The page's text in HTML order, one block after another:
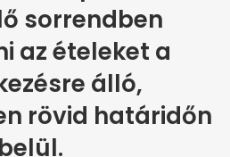
sorrendben
az ételeket a
álló,
rövid határidőn
belül.